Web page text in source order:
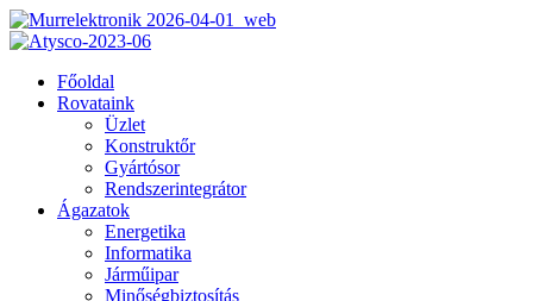
Főoldal
Rovataink
Üzlet
Konstruktőr
Gyártósor
Rendszerintegrátor
Ágazatok
Energetika
Informatika
Járműipar
Minőségbiztosítás